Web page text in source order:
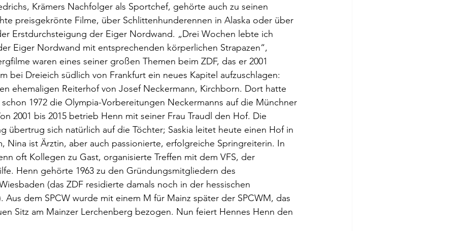
Krämers Nachfolger als Sportchef, gehörte auch zu seinen
preisgekrönte Filme, über Schlittenhunderennen in Alaska oder über
Erstdurchsteigung der Eiger Nordwand. „Drei Wochen lebte ich
Eiger Nordwand mit entsprechenden körperlichen Strapazen“,
waren eines seiner großen Themen beim ZDF, das er 2001
bei Dreieich südlich von Frankfurt ein neues Kapitel aufzuschlagen:
ehemaligen Reiterhof von Josef Neckermann, Kirchborn. Dort hatte
1972 die Olympia-Vorbereitungen Neckermanns auf die Münchner
2001 bis 2015 betrieb Henn mit seiner Frau Traudl den Hof. Die
übertrug sich natürlich auf die Töchter; Saskia leitet heute einen Hof in
Nina ist Ärztin, aber auch passionierte, erfolgreiche Springreiterin. In
oft Kollegen zu Gast, organisierte Treffen mit dem VFS, der
Henn gehörte 1963 zu den Gründungsmitgliedern des
(das ZDF residierte damals noch in der hessischen
Aus dem SPCW wurde mit einem M für Mainz später der SPCWM, das
Sitz am Mainzer Lerchenberg bezogen. Nun feiert Hennes Henn den